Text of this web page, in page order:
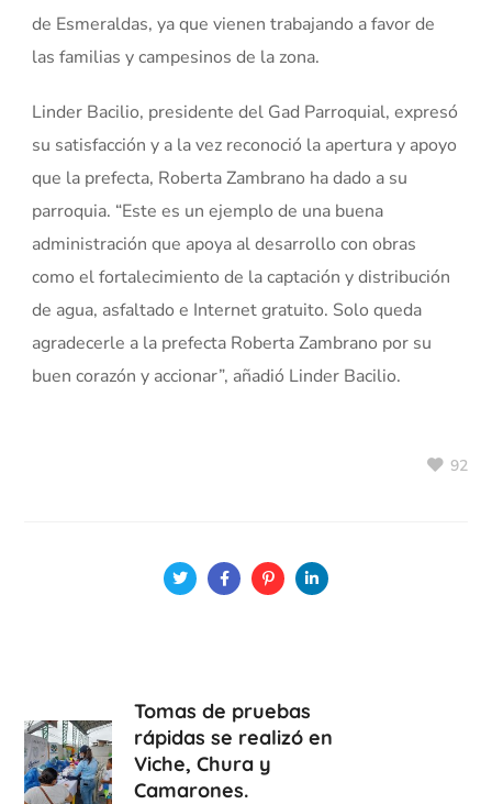
de Esmeraldas, ya que vienen trabajando a favor de
las familias y campesinos de la zona.
Linder Bacilio, presidente del Gad Parroquial, expresó
su satisfacción y a la vez reconoció la apertura y apoyo
que la prefecta, Roberta Zambrano ha dado a su
parroquia. “Este es un ejemplo de una buena
administración que apoya al desarrollo con obras
como el fortalecimiento de la captación y distribución
de agua, asfaltado e Internet gratuito. Solo queda
agradecerle a la prefecta Roberta Zambrano por su
buen corazón y accionar”, añadió Linder Bacilio.
92
Tomas de pruebas
rápidas se realizó en
Viche, Chura y
Camarones.